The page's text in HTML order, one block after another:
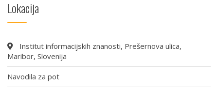
Lokacija
Institut informacijskih znanosti, Prešernova ulica,
Maribor, Slovenija
Navodila za pot